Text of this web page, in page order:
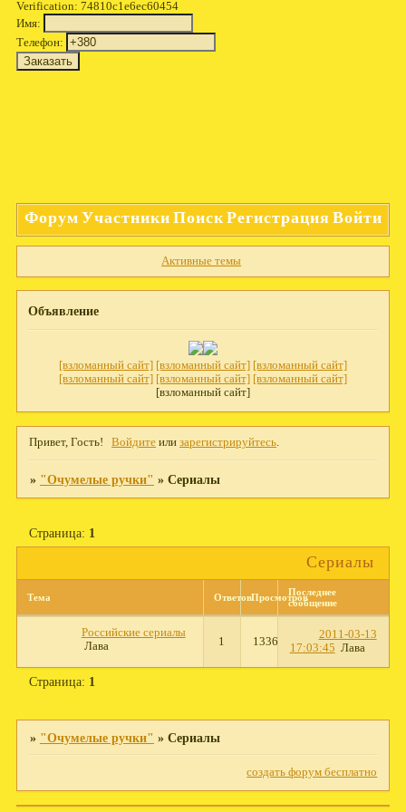
Verification: 74810c1e6ec60454
Имя:
Телефон:
Форум Участники ПоискРегистрация Войти
Активные темы
Объявление
[взломанный сайт] [взломанный сайт] [взломанный сайт]
[взломанный сайт] [взломанный сайт] [взломанный сайт]
[взломанный сайт]
Привет, Гость! Войдите илизарегистрируйтесь
» "Очумелые ручки" » Сериалы
Сериалы
Страница: 1
Тема ОтветовПросмотровПоследнее
сообщение
Российские сериалы
Лава
1 1336
2011-03-13
17:03:45 Лава
Страница: 1
» "Очумелые ручки" » Сериалы
создать форум бесплатно